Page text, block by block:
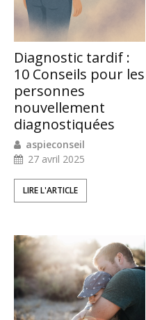
Diagnostic tardif :
10 Conseils pour les
personnes
nouvellement
diagnostiquées
aspieconseil
27 avril 2025
LIRE L'ARTICLE